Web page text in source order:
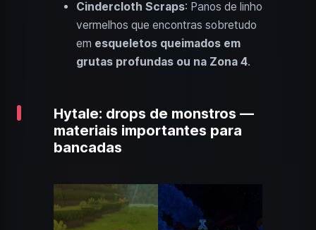
Cindercloth Scraps: Panos de linho
vermelhos que encontras sobretudo
em esqueletos queimados em
grutas profundas ou na Zona 4.
Hytale: drops de monstros —
materiais importantes para
bancadas